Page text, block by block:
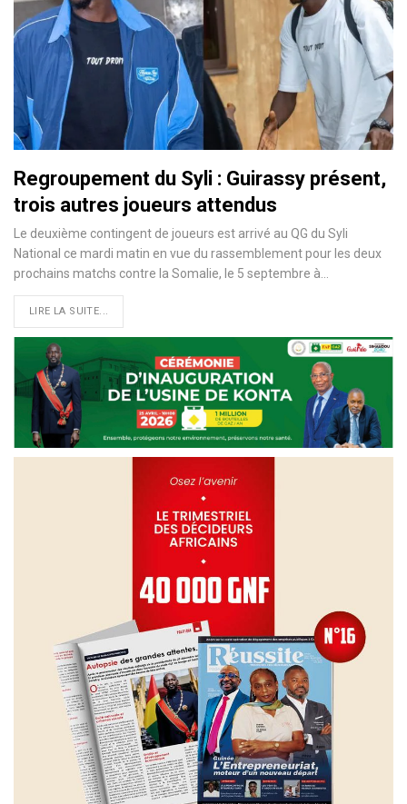
Regroupement du Syli : Guirassy présent,
trois autres joueurs attendus
Le deuxième contingent de joueurs est arrivé au QG du Syli
National ce mardi matin en vue du rassemblement pour les deux
prochains matchs contre la Somalie, le 5 septembre à…
LIRE LA SUITE...